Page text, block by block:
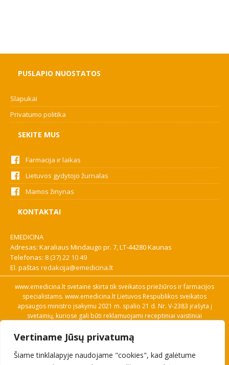
Vertiname Jūsų privatumą
Šiame tinklalapyje naudojame "cookies", kad galėtume
PUSLAPIO NUOSTATOS
Slapukai
Privatumo politika
SEKITE MUS
Farmacija ir laikas
Lietuvos gydytojo žurnalas
Mamos žinynas
KONTAKTAI
EMEDICINA
Adresas: Karaliaus Mindaugo pr. 7, LT-44280 Kaunas
Telefonas: 8 (37) 22 10 49
El. paštas redakcija@emedicina.lt
www.emedicina.lt svetainė skirta tik sveikatos priežiūros ir farmacijos
specialistams. www.emedicina.lt Lietuvos Respublikos sveikatos
apsaugos ministro įsakymu 2021 m. spalio 21 d. Nr. V-2383 įrašyta į
svetainių, kuriose gali būti reklamuojami receptiniai vaistiniai
savo profesinę kvalifikaciją. Naudingos nuorodos: Vaistų ir medicinos
pagalbos priemonių kainų paieška, VVKT tinklalapis, Sveikatos
priežiūros ar farmacijos specialisto pranešimo apie įtariamą